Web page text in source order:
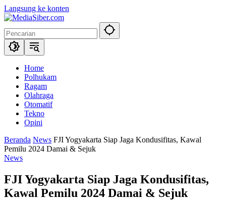
Langsung ke konten
Home
Polhukam
Ragam
Olahraga
Otomatif
Tekno
Opini
Beranda News FJI Yogyakarta Siap Jaga Kondusifitas, Kawal
Pemilu 2024 Damai & Sejuk
News
FJI Yogyakarta Siap Jaga Kondusifitas,
Kawal Pemilu 2024 Damai & Sejuk